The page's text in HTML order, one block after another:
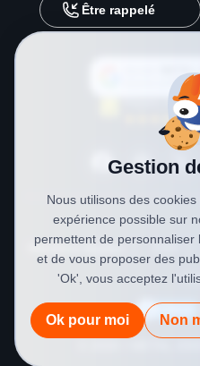
Être rappelé
METAL
source
Mentions légales CGV
Gestion
Nous utilisons des
expérience possible sur
permettent de
et de vous proposer des
'Ok', vous acceptez
Ok pour moi Non